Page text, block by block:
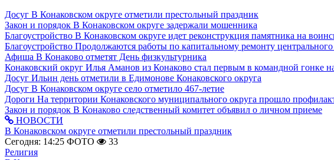
Досуг В Конаковском округе отметили престольный праздник
Закон и порядок В Конаковском округе задержали мошенника
Благоустройство В Конаковском округе идет реконструкция памятника на
Благоустройство Продолжаются работы по капитальному ремонту
Афиша В Конаково отметят День физкультурника
Конаковский округ Илья Аманов из Конаково стал первым в командной гонке
Досуг Ильин день отметили в Едимонове Конаковского округа
Досуг В Конаковском округе село отметило 467-летие
Дороги На территории Конаковского муниципального округа прошло
Закон и порядок В Конаково следственный комитет объявил о личном приеме
НОВОСТИ
В Конаковском округе отметили престольный праздник
Сегодня: 14:25 ФОТО
33
Религия